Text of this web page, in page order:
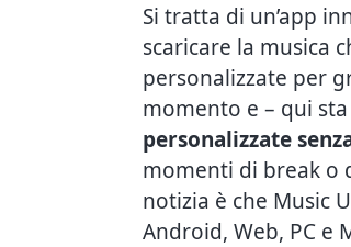
Si tratta di un’app
scaricare la musica
personalizzate per
momento e – qui
personalizzate
momenti di break o
notizia è che Music
Android, Web, PC e